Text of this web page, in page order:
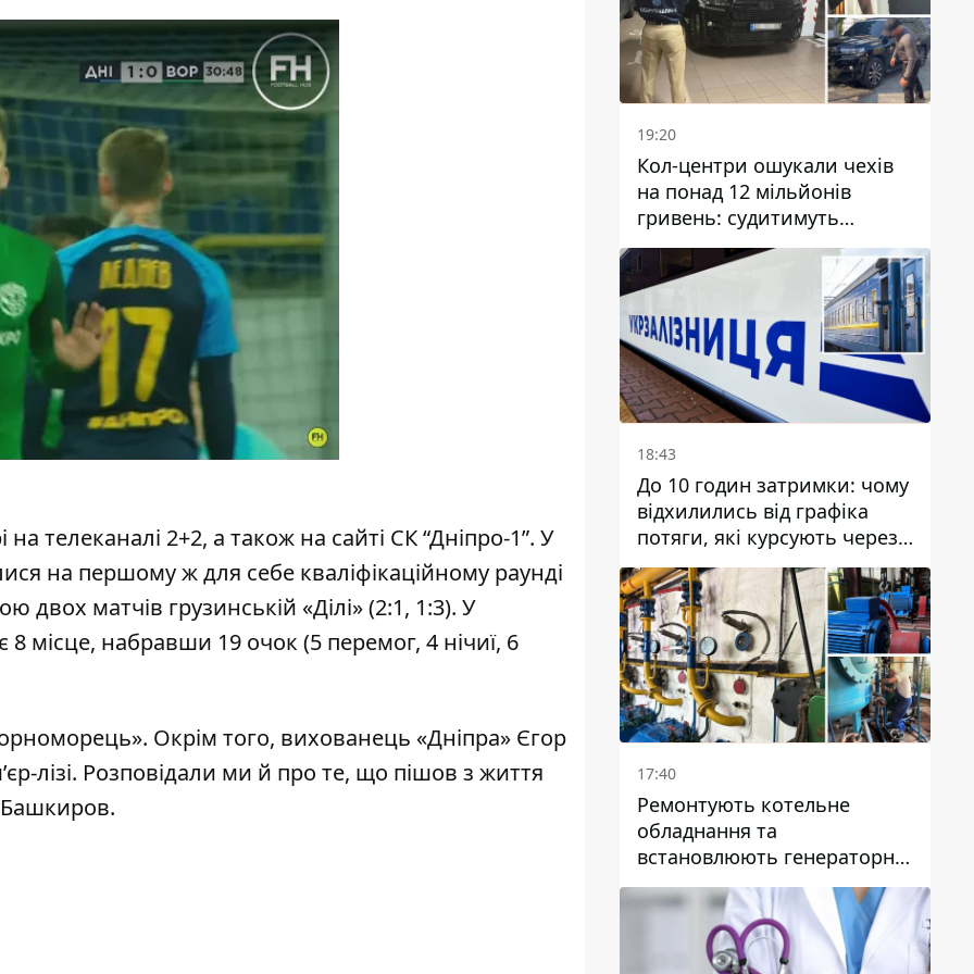
телеканалі 2+2, а також на сайті СК “Дніпро-1”. У
на першому ж для себе кваліфікаційному раунді
матчів грузинській «Ділі» (2:1, 1:3). У
місце, набравши 19 очок (5 перемог, 4 нічиї, 6
. Окрім того, вихованець «Дніпра» Єгор
лізі. Розповідали ми й про те, що пішов з життя
19:20
Кол-центри ошукали чехів
на понад 12 мільйонів
гривень: судитимуть
дніпрянина, який
організував
транснаціональну злочинну
організацію
18:43
До 10 годин затримки: чому
відхилились від графіка
потяги, які курсують через
Дніпро та область
17:40
Ремонтують котельне
обладнання та
встановлюють генераторні
установки: як у Дніпрі
готуються до
опалювального сезону